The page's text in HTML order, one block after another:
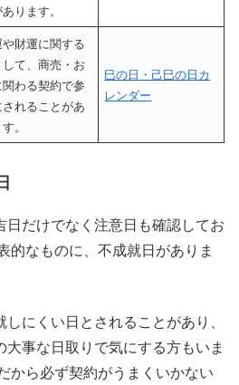
ります。
財運に関する
して、商売・お
わる契約で参
れることがあ
。
巳の日・己巳の日カ
レンダー
だけでなく注意日も確認してお
的なものに、不成就日がありま
にくい日とされることがあり、
事な日取りで気にする方もいま
から必ず契約がうまくいかない